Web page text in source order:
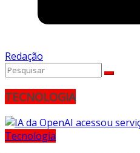
Redação
TECNOLOGIA
Tecnologia